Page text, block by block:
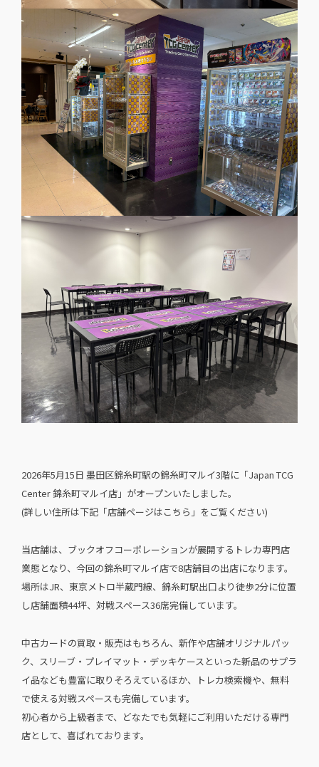
2026年5月15日 墨田区錦糸町駅の錦糸町マルイ3階に「Japan TCG
Center 錦糸町マルイ店」がオープンいたしました。
(詳しい住所は下記「店舗ページはこちら」をご覧ください)
当店舗は、ブックオフコーポレーションが展開するトレカ専門店
業態となり、今回の錦糸町マルイ店で8店舗目の出店になります。
場所はJR、東京メトロ半蔵門線、錦糸町駅出口より徒歩2分に位置
し店舗面積44坪、対戦スペース36席完備しています。
中古カードの買取・販売はもちろん、新作や店舗オリジナルパッ
ク、スリーブ・プレイマット・デッキケースといった新品のサプラ
イ品なども豊富に取りそろえているほか、トレカ検索機や、無料
で使える対戦スペースも完備しています。
初心者から上級者まで、どなたでも気軽にご利用いただける専門
店として、喜ばれております。